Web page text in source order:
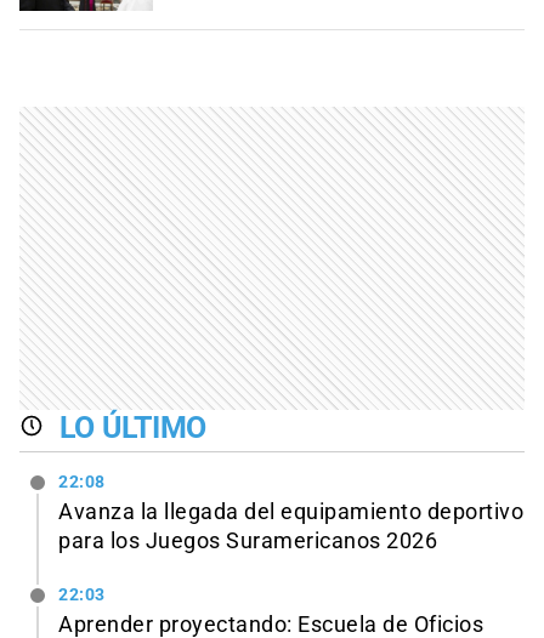
LO ÚLTIMO
22:08
Avanza la llegada del equipamiento deportivo
para los Juegos Suramericanos 2026
22:03
Aprender proyectando: Escuela de Oficios